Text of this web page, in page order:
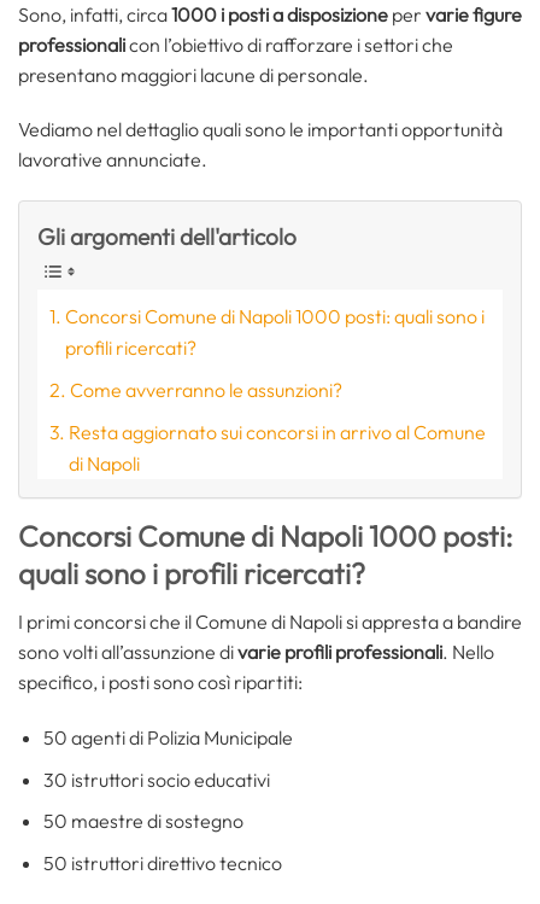
Sono, infatti, circa1000 i posti a disposizione per varie figure
professionalicon l’obiettivo di rafforzare i settori che
presentano maggiori lacune di personale.
Vediamo nel dettaglio quali sono le importanti opportunità
lavorative annunciate.
Gli argomenti dell'articolo
Concorsi Comune di Napoli 1000 posti: quali sono i
profili ricercati?
Come avverranno le assunzioni?
Resta aggiornato sui concorsi in arrivo al Comune
di Napoli
Concorsi Comune di Napoli 1000 posti:
quali sono i profili ricercati?
I primi concorsi che il Comune di Napoli si appresta a bandire
sono volti all’assunzione divarie profili professionali. Nello
specifico, i posti sono così ripartiti:
50 agenti di Polizia Municipale
30 istruttori socio educativi
50 maestre di sostegno
50 istruttori direttivo tecnico